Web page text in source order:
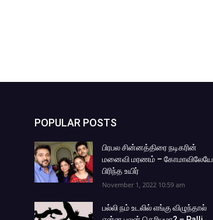
POPULAR POSTS
பிரபல சின்னத்திரை நடிகரின்
மனைவி மரணம் – கோமாவிலேயே
பிரிந்த உயிர்
November 1, 2022 10:59 am
பல்லி நம் உடலில் எங்கு விழுந்தால்